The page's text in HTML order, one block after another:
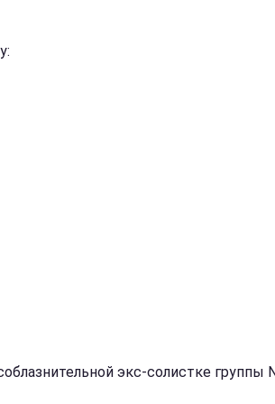
экс-солистке группы